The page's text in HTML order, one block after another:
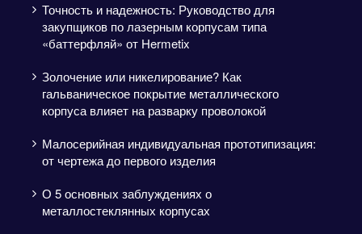
Точность и надежность: Руководство для
закупщиков по лазерным корпусам типа
«баттерфляй» от Hermetix
Золочение или никелирование? Как
гальваническое покрытие металлического
корпуса влияет на разварку проволокой
Малосерийная индивидуальная прототипизация:
от чертежа до первого изделия
О 5 основных заблуждениях о
металлостеклянных корпусах